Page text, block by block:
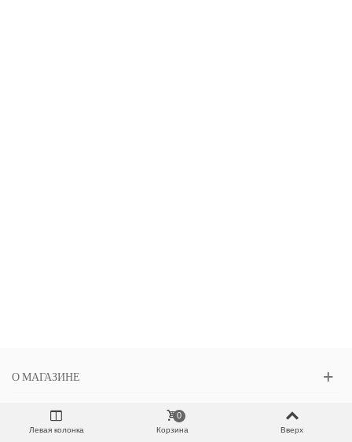
О МАГАЗИНЕ
КОНТАКТЫ
Левая колонка Корзина
0
Вверх